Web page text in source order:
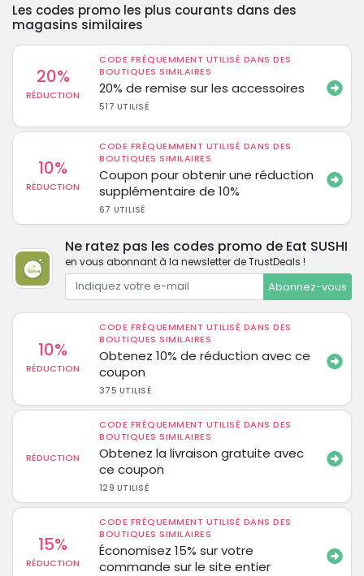
Les codes promo les plus courants dans des
magasins similaires
20%
RÉDUCTION
CODE FRÉQUEMMENT UTILISÉ DANS DES
BOUTIQUES SIMILAIRES
20% de remise sur les accessoires
517 UTILISÉ
10%
RÉDUCTION
CODE FRÉQUEMMENT UTILISÉ DANS DES
BOUTIQUES SIMILAIRES
Coupon pour obtenir une réduction
supplémentaire de 10%
67 UTILISÉ
Ne ratez pas les codes promo de Eat SUSHI
en vous abonnant à la newsletter de TrustDeals !
Abonnez-vous
10%
RÉDUCTION
CODE FRÉQUEMMENT UTILISÉ DANS DES
BOUTIQUES SIMILAIRES
Obtenez 10% de réduction avec ce
coupon
375 UTILISÉ
RÉDUCTION
CODE FRÉQUEMMENT UTILISÉ DANS DES
BOUTIQUES SIMILAIRES
Obtenez la livraison gratuite avec
ce coupon
129 UTILISÉ
15%
RÉDUCTION
CODE FRÉQUEMMENT UTILISÉ DANS DES
BOUTIQUES SIMILAIRES
Économisez 15% sur votre
commande sur le site entier